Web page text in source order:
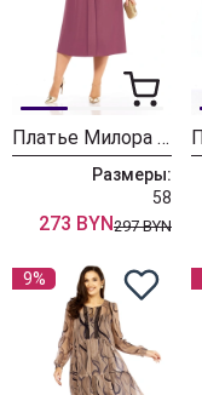
Платье Милора Стиль 1408 розовый
Размеры:
58
273 BYN297 BYN
9%